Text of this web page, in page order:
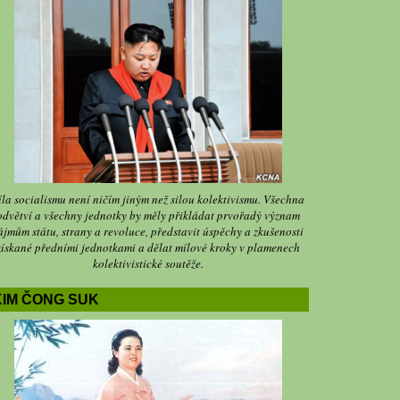
socialismu není ničím jiným než silou kolektivismu. Všechna
a všechny jednotky by měly přikládat prvořadý význam
státu, strany a revoluce, představit úspěchy a zkušenosti
předními jednotkami a dělat mílové kroky v plamenech
kolektivistické soutěže.
ČONG SUK